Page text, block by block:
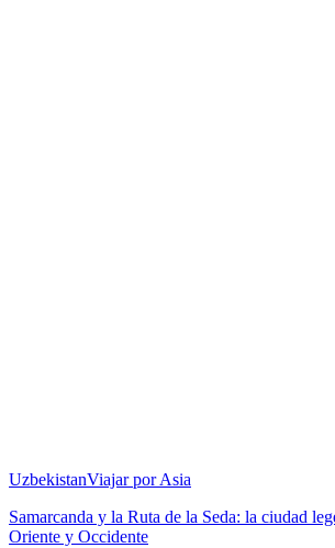
UzbekistanViajar por Asia
Samarcanda y la Ruta de la Seda: la ciudad
Oriente y Occidente